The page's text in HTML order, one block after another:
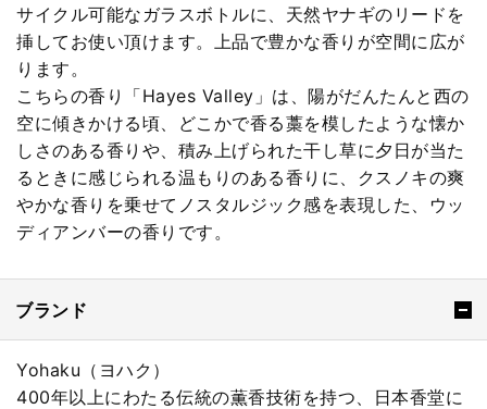
サイクル可能なガラスボトルに、天然ヤナギのリードを
挿してお使い頂けます。上品で豊かな香りが空間に広が
ります。
こちらの香り「Hayes Valley」は、陽がだんたんと西の
空に傾きかける頃、どこかで香る藁を模したような懐か
しさのある香りや、積み上げられた干し草に夕日が当た
るときに感じられる温もりのある香りに、クスノキの爽
やかな香りを乗せてノスタルジック感を表現した、ウッ
ディアンバーの香りです。
ブランド
Yohaku（ヨハク）
400年以上にわたる伝統の薫香技術を持つ、日本香堂に